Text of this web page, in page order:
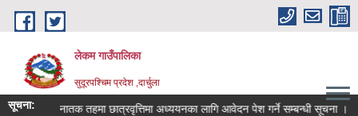
Skip to main content
लेकम गाउँपालिका
सुदूरपश्चिम प्रदेश ,दार्चुला
सूचना: स्नातक तहमा छात्रवृत्तिमा अध्ययनका लागि आवेदन पेश गर्ने सम्बन्धी सूचना ।